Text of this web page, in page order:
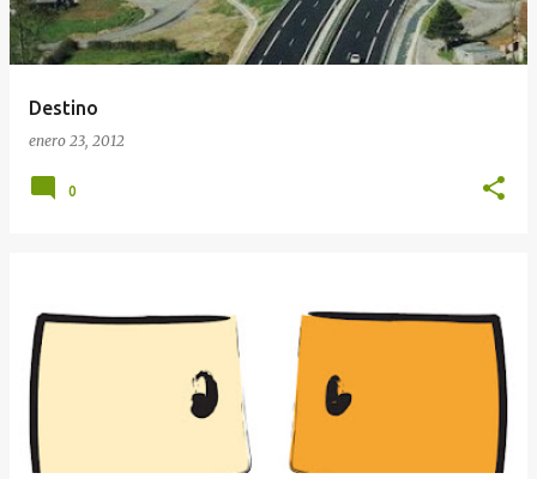
Destino
enero 23, 2012
0